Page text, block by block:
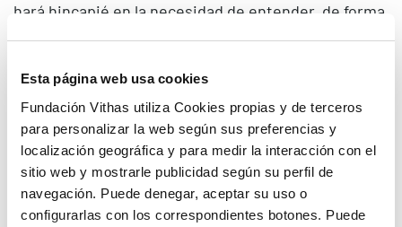
Esta página web usa cookies
Fundación Vithas utiliza Cookies propias y de terceros
para personalizar la web según sus preferencias y
localización geográfica y para medir la interacción con el
sitio web y mostrarle publicidad según su perfil de
navegación. Puede denegar, aceptar su uso o
configurarlas con los correspondientes botones. Puede
hará hincapié en la necesidad de entender, de forma
llevan a un diseño más eficiente en cada caso.
El objetivo general de este programa formativo es
dotar a los y lasprofesionales de enfermería de
competencias prácticas para iniciarse en
investigación.
Detalles de la sesión: